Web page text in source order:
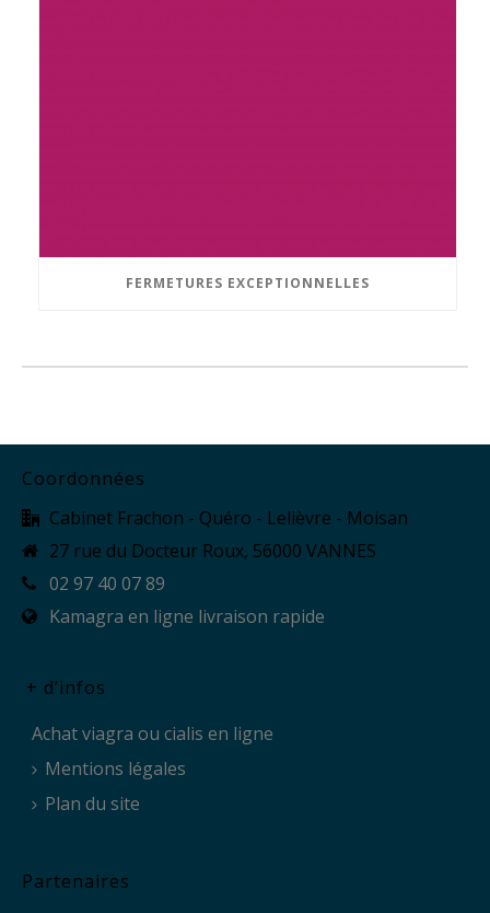
FERMETURES EXCEPTIONNELLES
Coordonnées
Cabinet Frachon - Quéro - Lelièvre - Moisan
27 rue du Docteur Roux, 56000 VANNES
02 97 40 07 89
Kamagra en ligne livraison rapide
+ d’infos
Achat viagra ou cialis en ligne
Mentions légales
Plan du site
Partenaires